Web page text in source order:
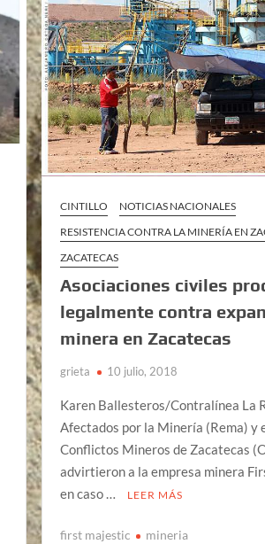
CINTILLO
NOTICIAS NACIONALES
RESISTENCIA CONTRA LA MINERÍA EN
ZACATECAS
Asociaciones civiles
legalmente contra
minera en Zacatecas
grieta 10 julio, 2018
Karen Ballesteros/Contralínea La
Afectados por la Minería (Rema) y
Conflictos Mineros de Zacatecas
advirtieron a la empresa minera
en caso …
LEER MÁS
first majestic mineria